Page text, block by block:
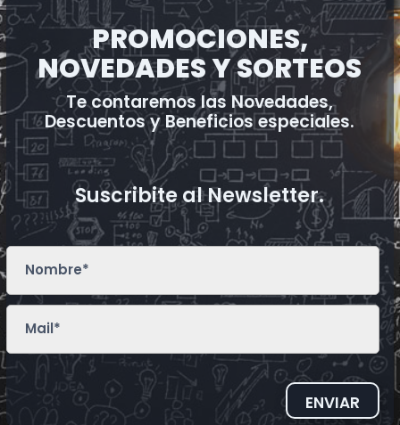
PROMOCIONES,
NOVEDADES Y SORTEOS
Te contaremos las Novedades,
Descuentos y Beneficios especiales.
Suscribite al Newsletter.
ENVIAR